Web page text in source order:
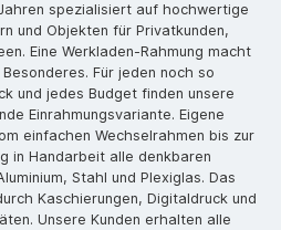
spezialisiert auf hochwertige
und Objekten für Privatkunden,
Eine Werkladen-Rahmung macht
Für jeden noch so
und jedes Budget finden unsere
Einrahmungsvariante. Eigene
einfachen Wechselrahmen bis zur
in Handarbeit alle denkbaren
Stahl und Plexiglas. Das
Kaschierungen, Digitaldruck und
Unsere Kunden erhalten alle